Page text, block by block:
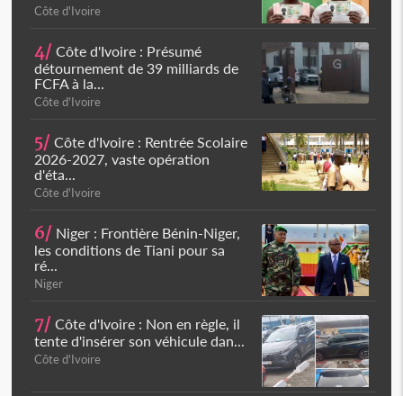
Côte d'Ivoire
4/ Côte d'Ivoire : Présumé
détournement de 39 milliards de
FCFA à la...
Côte d'Ivoire
5/ Côte d'Ivoire : Rentrée Scolaire
2026-2027, vaste opération
d'éta...
Côte d'Ivoire
6/ Niger : Frontière Bénin-Niger,
les conditions de Tiani pour sa
ré...
Niger
7/ Côte d'Ivoire : Non en règle, il
tente d'insérer son véhicule dan...
Côte d'Ivoire